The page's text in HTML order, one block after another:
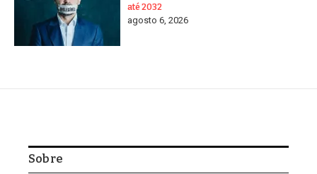
até 2032
agosto 6, 2026
Sobre